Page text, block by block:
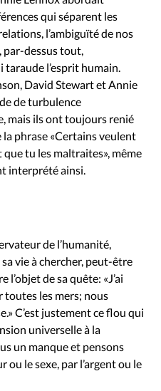
qui séparent les
l’ambiguïté de nos
dessus tout,
taraude l’esprit humain.
David Stewart et Annie
de turbulence
mais ils ont toujours renié
phrase «Certains veulent
tu les maltraites», même
interprété ainsi.
de l’humanité,
vie à chercher, peut-être
de sa quête: «J’ai
toutes les mers; nous
C’est justement ce flou qui
universelle à la
un manque et pensons
ou le sexe, par l’argent ou le